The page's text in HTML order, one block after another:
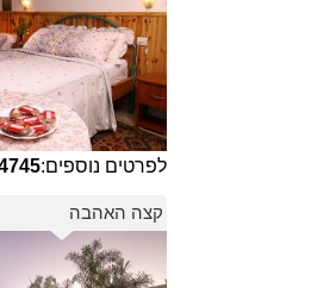
לפרטים נוספים:
קצה האהבה